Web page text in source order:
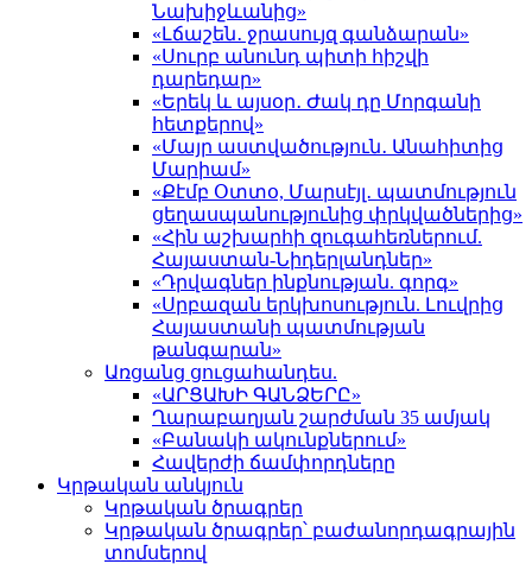
Նախիջևանից»
«Լճաշեն․ ջրասույզ գանձարան»
«Սուրբ անունդ պիտի հիշվի
դարեդար»
«Երեկ և այսօր․ Ժակ դը Մորգանի
հետքերով»
«Մայր աստվածություն․ Անահիտից
Մարիամ»
«Քէմբ Օտտօ, Մարսէյլ․ պատմություն
ցեղասպանությունից փրկվածներից»
«Հին աշխարհի զուգահեռներում.
Հայաստան-Նիդերլանդներ»
«Դրվագներ ինքնության. գորգ»
«Սրբազան երկխոսություն. Լուվրից
Հայաստանի պատմության
թանգարան»
Առցանց ցուցահանդես.
«ԱՐՑԱԽԻ ԳԱՆՁԵՐԸ»
Ղարաբաղյան շարժման 35 ամյակ
«Բանակի ակունքներում»
Հավերժի ճամփորդները
Կրթական անկյուն
Կրթական ծրագրեր
Կրթական ծրագրեր՝ բաժանորդագրային
տոմսերով